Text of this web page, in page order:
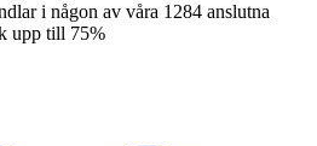
i någon av våra 1284 anslutna
upp till 75%